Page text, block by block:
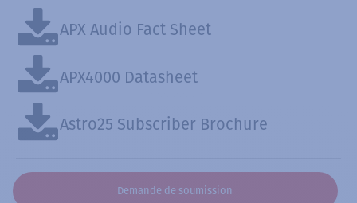
APX Audio Fact Sheet
APX4000 Datasheet
Astro25 Subscriber Brochure
Demande de soumission